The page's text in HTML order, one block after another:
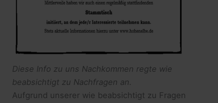
Diese Info zu uns Nachkommen regte wie
beabsichtigt zu Nachfragen an.
Aufgrund unserer wie beabsichtigt zu Fragen